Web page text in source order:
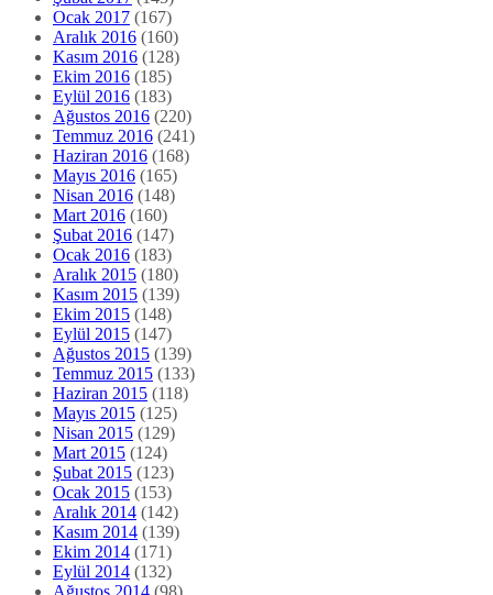
Ocak 2017 (167)
Aralık 2016 (160)
Kasım 2016 (128)
Ekim 2016 (185)
Eylül 2016 (183)
Ağustos 2016 (220)
Temmuz 2016 (241)
Haziran 2016 (168)
Mayıs 2016 (165)
Nisan 2016 (148)
Mart 2016 (160)
Şubat 2016 (147)
Ocak 2016 (183)
Aralık 2015 (180)
Kasım 2015 (139)
Ekim 2015 (148)
Eylül 2015 (147)
Ağustos 2015 (139)
Temmuz 2015 (133)
Haziran 2015 (118)
Mayıs 2015 (125)
Nisan 2015 (129)
Mart 2015 (124)
Şubat 2015 (123)
Ocak 2015 (153)
Aralık 2014 (142)
Kasım 2014 (139)
Ekim 2014 (171)
Eylül 2014 (132)
Ağustos 2014 (98)